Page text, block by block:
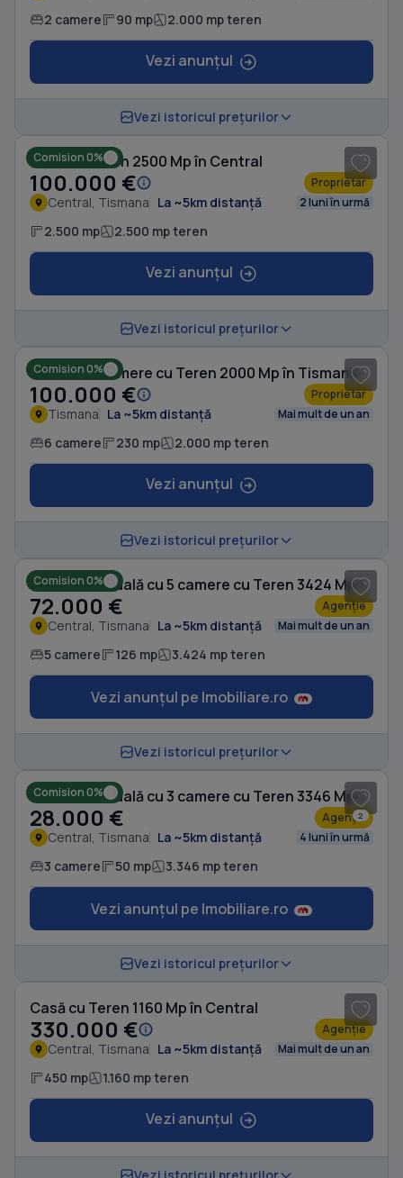
2 camere 90 mp 2.000 mp teren
Vezi anunțul
Vezi istoricul prețurilor
Comision 0%
Casă cu Teren 2500 Mp în Central
100.000 € Proprietar
Central, Tismana La ~5km distanță 2 luni în urmă
2.500 mp 2.500 mp teren
Vezi anunțul
Vezi istoricul prețurilor
Comision 0%
Casă cu 6 camere cu Teren 2000 Mp în Tismana
100.000 € Proprietar
Tismana La ~5km distanță Mai mult de un an
6 camere 230 mp 2.000 mp teren
Vezi anunțul
Vezi istoricul prețurilor
Comision 0% Casă individuală cu 5 camere cu Teren 3424 Mp în Central
72.000 € Agenție
Central, Tismana La ~5km distanță Mai mult de un an
5 camere 126 mp 3.424 mp teren
Vezi anunțul pe Imobiliare.ro
Vezi istoricul prețurilor
2
Comision 0% Casă individuală cu 3 camere cu Teren 3346 Mp în Central
28.000 € Agenție
Central, Tismana La ~5km distanță 4 luni în urmă
3 camere 50 mp 3.346 mp teren
Vezi anunțul pe Imobiliare.ro
Vezi istoricul prețurilor
Casă cu Teren 1160 Mp în Central
330.000 € Agenție
Central, Tismana La ~5km distanță Mai mult de un an
450 mp 1.160 mp teren
Vezi anunțul
Vezi istoricul prețurilor